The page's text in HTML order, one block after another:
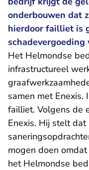
onderbouwen dat
hierdoor failliet is
schadevergoeding
Het Helmondse
infrastructureel
samen met
failliet. Volgens de
Enexis. Hij stelt
mogen doen
het Helmondse